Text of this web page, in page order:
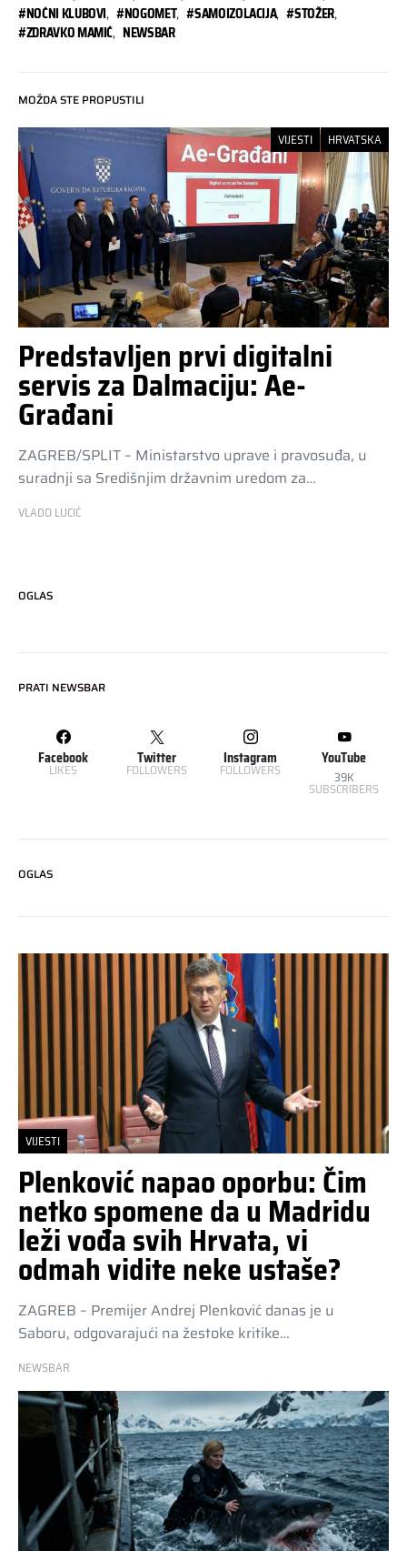
#NOĆNI KLUBOVI, #NOGOMET, #SAMOIZOLACIJA, #STOŽER,
#ZDRAVKO MAMIĆ, NEWSBAR
MOŽDA STE PROPUSTILI
VIJESTI HRVATSKA
Predstavljen prvi digitalni
servis za Dalmaciju: Ae-
Građani
ZAGREB/SPLIT – Ministarstvo uprave i pravosuđa, u
suradnji sa Središnjim državnim uredom za…
VLADO LUCIĆ
OGLAS
PRATI NEWSBAR
Facebook
LIKES
Twitter
FOLLOWERS
Instagram
FOLLOWERS
YouTube
39K
SUBSCRIBERS
OGLAS
VIJESTI
Plenković napao oporbu: Čim
netko spomene da u Madridu
leži vođa svih Hrvata, vi
odmah vidite neke ustaše?
ZAGREB – Premijer Andrej Plenković danas je u
Saboru, odgovarajući na žestoke kritike…
NEWSBAR